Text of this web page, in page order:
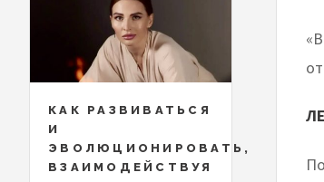
КАК РАЗВИВАТЬСЯ
И
ЭВОЛЮЦИОНИРОВАТЬ,
ВЗАИМОДЕЙСТВУЯ